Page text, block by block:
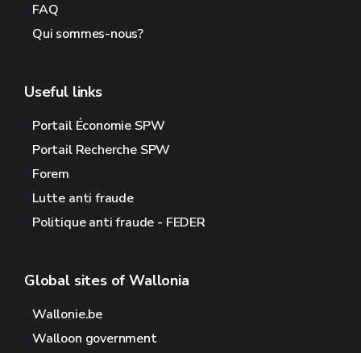
FAQ
Qui sommes-nous?
Useful links
Portail Économie SPW
Portail Recherche SPW
Forem
Lutte anti fraude
Politique anti fraude - FEDER
Global sites of Wallonia
Wallonie.be
Walloon government